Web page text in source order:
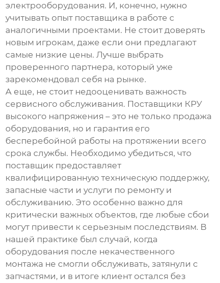
электрооборудования. И, конечно, нужно
учитывать опыт поставщика в работе с
аналогичными проектами. Не стоит доверять
новым игрокам, даже если они предлагают
самые низкие цены. Лучше выбрать
проверенного партнера, который уже
зарекомендовал себя на рынке.
А еще, не стоит недооценивать важность
сервисного обслуживания. Поставщики КРУ
высокого напряжения – это не только продажа
оборудования, но и гарантия его
бесперебойной работы на протяжении всего
срока службы. Необходимо убедиться, что
поставщик предоставляет
квалифицированную техническую поддержку,
запасные части и услуги по ремонту и
обслуживанию. Это особенно важно для
критически важных объектов, где любые сбои
могут привести к серьезным последствиям. В
нашей практике был случай, когда
оборудования после некачественного
монтажа не смогли обслуживать, затянули с
запчастями, и в итоге клиент остался без